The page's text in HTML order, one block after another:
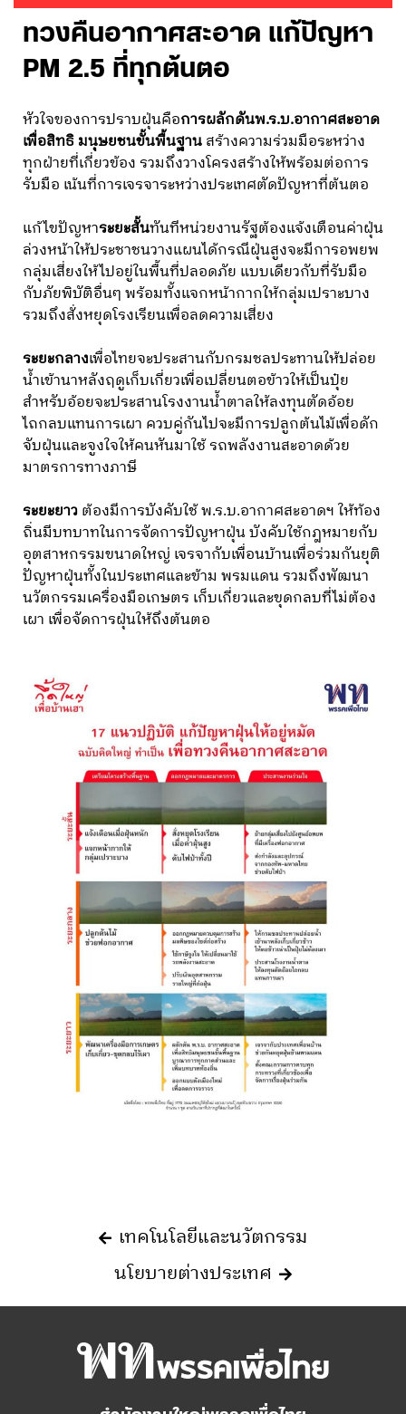
ทวงคืนอากาศสะอาด แก้ปัญหา
PM 2.5 ที่ทุกต้นตอ
หัวใจของการปราบฝุ่นคือการผลักดันพ.ร.บ.อากาศสะอาด
เพื่อสิทธิ มนุษยชนขั้นพื้นฐานสร้างความร่วมมือระหว่าง
ทุกฝ่ายที่เกี่ยวข้อง รวมถึงวางโครงสร้างให้พร้อมต่อการ
รับมือ เน้นที่การเจรจาระหว่างประเทศตัดปัญหาที่ต้นตอ
แก้ไขปัญหาระยะสั้นทันทีหน่วยงานรัฐต้องแจ้งเตือนค่าฝุ่น
ล่วงหน้าให้ประชาชนวางแผนได้กรณีฝุ่นสูงจะมีการอพยพ
กลุ่มเสี่ยงให้ไปอยู่ในพื้นที่ปลอดภัย แบบเดียวกับที่รับมือ
กับภัยพิบัติอื่นๆ พร้อมทั้งแจกหน้ากากให้กลุ่มเปราะบาง
รวมถึงสั่งหยุดโรงเรียนเพื่อลดความเสี่ยง
ระยะกลางเพื่อไทยจะประสานกับกรมชลประทานให้ปล่อย
น้ำเข้านาหลังฤดูเก็บเกี่ยวเพื่อเปลี่ยนตอข้าวให้เป็นปุ๋ย
สำหรับอ้อยจะประสานโรงงานน้ำตาลให้ลงทุนตัดอ้อย
ไถกลบแทนการเผา ควบคู่กันไปจะมีการปลูกต้นไม้เพื่อดัก
จับฝุ่นและจูงใจให้คนหันมาใช้ รถพลังงานสะอาดด้วย
มาตรการทางภาษี
ระยะยาวต้องมีการบังคับใช้ พ.ร.บ.อากาศสะอาดฯ ให้ท้อง
ถิ่นมีบทบาทในการจัดการปัญหาฝุ่น บังคับใช้กฎหมายกับ
อุตสาหกรรมขนาดใหญ่ เจรจากับเพื่อนบ้านเพื่อร่วมกันยุติ
ปัญหาฝุ่นทั้งในประเทศและข้าม พรมแดน รวมถึงพัฒนา
นวัตกรรมเครื่องมือเกษตร เก็บเกี่ยวและขุดกลบที่ไม่ต้อง
เผา เพื่อจัดการฝุ่นให้ถึงต้นตอ
เทคโนโลยีและนวัตกรรม​
นโยบายต่างประเทศ